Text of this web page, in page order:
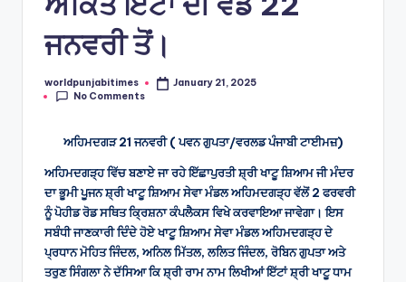
ਜਨਵਰੀ ਤੋਂ।
Posted
by
worldpunjabitimes
January 21, 2025
No Comments
ਅਹਿਮਦਗੜ 21 ਜਨਵਰੀ ( ਪਵਨ ਗੁਪਤਾ/ਵਰਲਡ ਪੰਜਾਬੀ ਟਾਈਮਜ਼)
ਅਹਿਮਦਗੜ੍ਹ ਵਿੱਚ ਬਣਾਏ ਜਾ ਰਹੇ ਇੱਛਾਪੁਰਤੀ ਸ਼੍ਰੀ ਖਾਟੂ ਸ਼ਿਆਮ ਜੀ ਮੰਦਰ
ਦਾ ਭੂਮੀ ਪੂਜਨ ਸ਼੍ਰੀ ਖਾਟੂ ਸ਼ਿਆਮ ਸੇਵਾ ਮੰਡਲ ਅਹਿਮਦਗੜ੍ਹ ਵੱਲੋਂ 2 ਫਰਵਰੀ
ਨੂੰ ਪੋਹੀਡ ਰੋਡ ਸਥਿਤ ਕ੍ਰਿਸ਼ਨਾ ਕੰਪਲੈਕਸ ਵਿਖੇ ਕਰਵਾਇਆ ਜਾਵੇਗਾ। ਇਸ
ਸਬੰਧੀ ਜਾਣਕਾਰੀ ਦਿੰਦੇ ਹੋਏ ਖਾਟੂ ਸ਼ਿਆਮ ਸੇਵਾ ਮੰਡਲ ਅਹਿਮਦਗੜ੍ਹ ਦੇ
ਪ੍ਰਧਾਨ ਮੋਹਿਤ ਜਿੰਦਲ, ਅਨਿਲ ਮਿੱਤਲ, ਲਲਿਤ ਜਿੰਦਲ, ਰੋਬਿਨ ਗੁਪਤਾ ਅਤੇ
ਤਰੁਣ ਸਿੰਗਲਾ ਨੇ ਦੱਸਿਆ ਕਿ ਸ਼੍ਰੀ ਰਾਮ ਨਾਮ ਲਿਖੀਆਂ ਇੱਟਾਂ ਸ਼੍ਰੀ ਖਾਟੂ ਧਾਮ